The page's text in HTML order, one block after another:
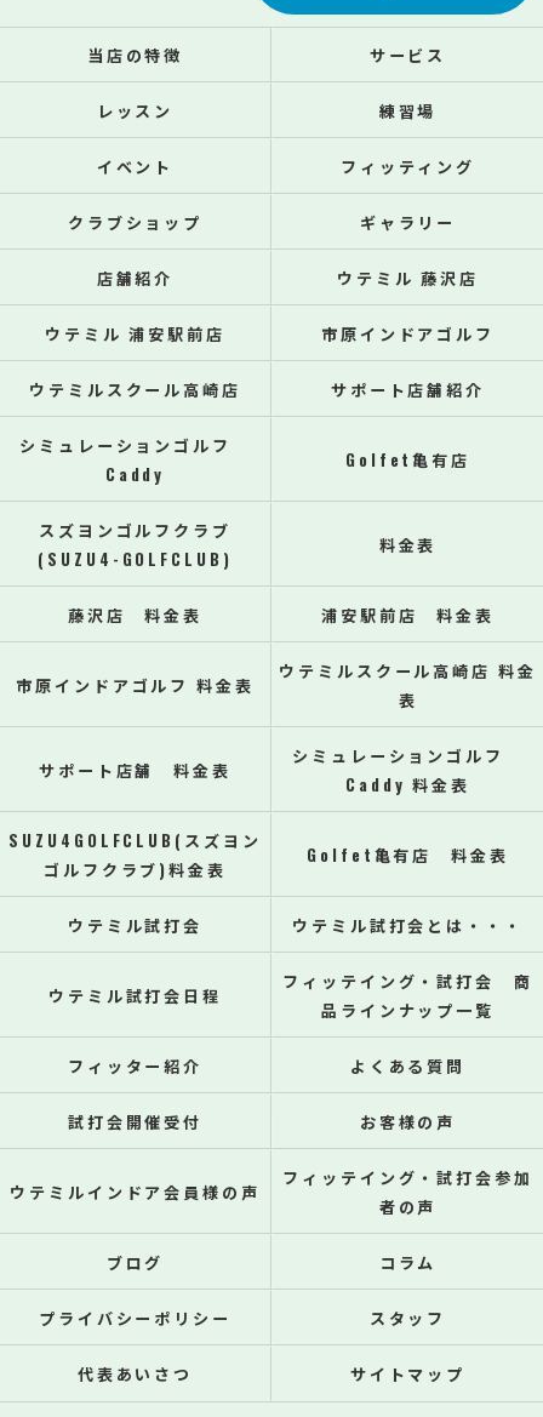
当店の特徴 サービス
レッスン 練習場
イベント フィッティング
クラブショップ ギャラリー
店舗紹介 ウテミル 藤沢店
ウテミル 浦安駅前店 市原インドアゴルフ
ウテミルスクール高崎店 サポート店舗紹介
シミュレーションゴルフ
Caddy
Golfet亀有店
スズヨンゴルフクラブ
(SUZU4-GOLFCLUB)
料金表
藤沢店 料金表 浦安駅前店 料金表
市原インドアゴルフ 料金表
ウテミルスクール高崎店 料金
表
サポート店舗 料金表
シミュレーションゴルフ
Caddy 料金表
SUZU4GOLFCLUB(スズヨン
ゴルフクラブ)料金表
Golfet亀有店 料金表
ウテミル試打会 ウテミル試打会とは・・・
ウテミル試打会日程
フィッテイング・試打会 商
品ラインナップ一覧
フィッター紹介 よくある質問
試打会開催受付 お客様の声
ウテミルインドア会員様の声
フィッテイング・試打会参加
者の声
ブログ コラム
プライバシーポリシー スタッフ
代表あいさつ サイトマップ